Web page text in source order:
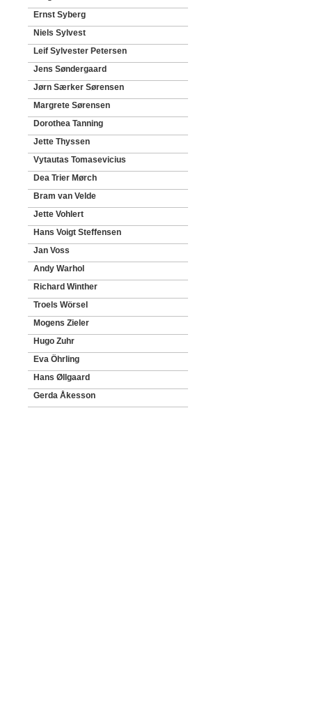
Ernst Syberg
Niels Sylvest
Leif Sylvester Petersen
Jens Søndergaard
Jørn Særker Sørensen
Margrete Sørensen
Dorothea Tanning
Jette Thyssen
Vytautas Tomasevicius
Dea Trier Mørch
Bram van Velde
Jette Vohlert
Hans Voigt Steffensen
Jan Voss
Andy Warhol
Richard Winther
Troels Wörsel
Mogens Zieler
Hugo Zuhr
Eva Öhrling
Hans Øllgaard
Gerda Åkesson